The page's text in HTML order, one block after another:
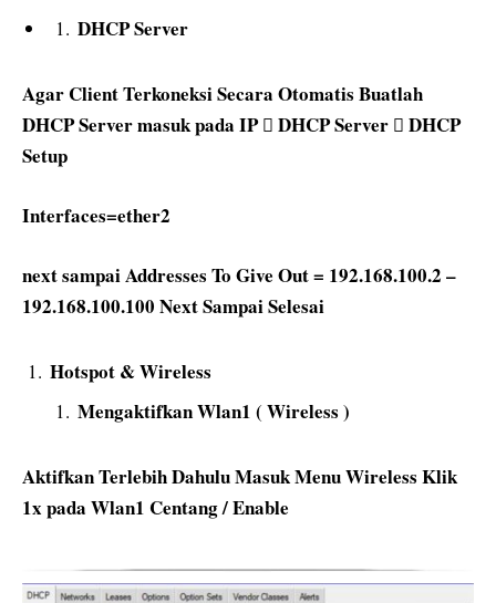
DHCP Server
Agar Client Terkoneksi Secara Otomatis Buatlah
DHCP Server masuk pada IP  DHCP Server  DHCP
Setup
Interfaces=ether2
next sampai Addresses To Give Out = 192.168.100.2 –
192.168.100.100 Next Sampai Selesai
Hotspot & Wireless
Mengaktifkan Wlan1 ( Wireless )
Aktifkan Terlebih Dahulu Masuk Menu Wireless Klik
1x pada Wlan1 Centang / Enable